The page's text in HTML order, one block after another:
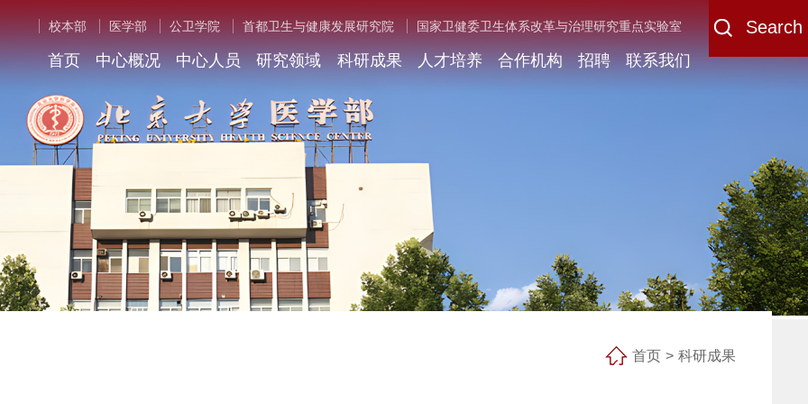
校本部 医学部 公卫学院 首都卫生与健康发展研究院 国家卫健委卫生体系改革与治理研究重点实验室
首页 中心概况 中心人员 研究领域 科研成果 人才培养 合作机构 招聘 联系我们
Search
首页 > 科研成果